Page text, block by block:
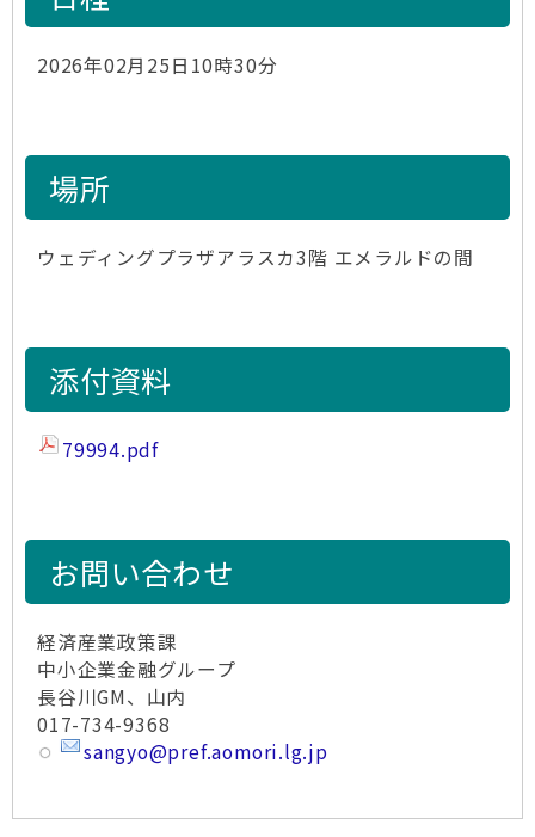
2026年02月25日10時30分
場所
ウェディングプラザアラスカ3階 エメラルドの間
添付資料
79994.pdf
お問い合わせ
経済産業政策課
中小企業金融グループ
長谷川GM、山内
017-734-9368
sangyo@pref.aomori.lg.jp